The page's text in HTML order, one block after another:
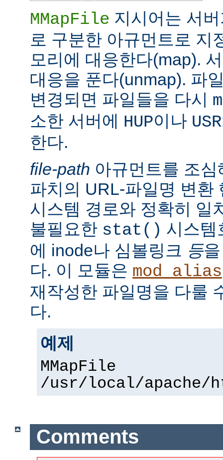
MMapFile 지시어는 서
로 구분한 아규먼트로 지
모리에 대응한다(map).
대응을 푼다(unmap). 파
변경되면 파일들을 다시
소한 서버에 HUP이나
한다.
file-path 아규먼트를 조
파치의 URL-파일명 변환
시스템 경로와 정확히 일
불필요한 stat() 시스템
에 inode나 심볼링크 등
다. 이 모듈은 mod_alias
재작성한 파일명을 다룰
다.
예제
MMapFile
/usr/local/apache/
Comments